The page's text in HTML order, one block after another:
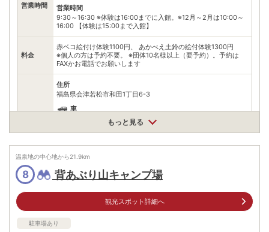
営業時間
営業時間
9:30～16:30 ※体験は16:00までに入館。※12月～2月は10:00～
16:00 【体験は15:00まで入館】
料金
赤ベコ絵付け体験1100円、 あかべえ土鈴の絵付体験1300円
※個人の方は予約不要。 ※団体10名様以上（要予約）。予約は
FAXかお電話でお願いします
住所
福島県会津若松市和田1丁目6-3
車
白虎隊で有名な飯盛山より約500m。
公共交通機関
街中周遊バス【ハイカラさん】または【あかべぇ】をご利用の場
合、「和田バス停」下車。
駐車場 無料（20台）
※ 掲載情報は変更になる場合があります。最新の内容はご利用前にご自身でお
問合せください。
もっと見る
温泉地の中心地から21.9km
8 背あぶり山キャンプ場
観光スポット詳細へ
駐車場あり